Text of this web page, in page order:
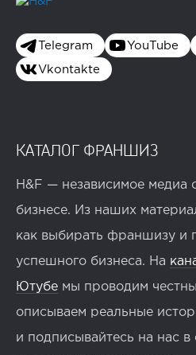
Telegram YouTube
Vkontakte
КАТАЛОГ ФРАНШИЗ
H&F — независимое медиа
бизнесе. Из наших
как выбирать франшизу и
успешного бизнеса. На
Ютубе мы проводим
описываем реальные
и подписывайтесь на нас